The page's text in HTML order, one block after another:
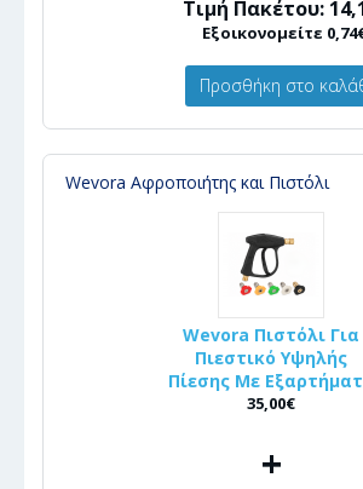
Τιμή Πακέτου:
Εξοικονομείτε
Προσθήκη στο
Wevora Αφροποιήτης και Πιστόλι
Wevora Πιστόλι Για
Πιεστικό Υψηλής
Πίεσης Με
35,00€
+